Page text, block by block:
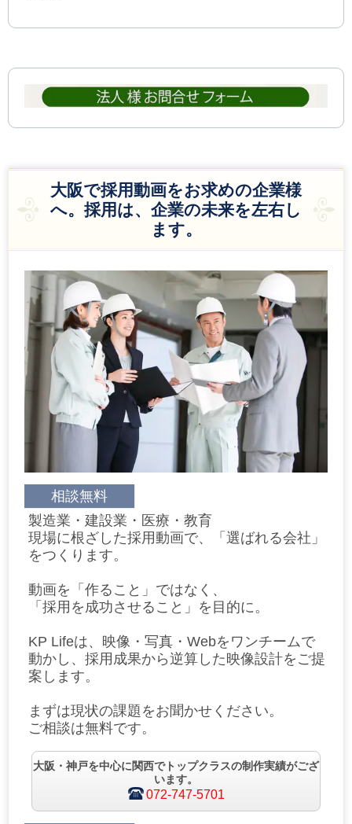
大阪で採用動画をお求めの企業様
へ。採用は、企業の未来を左右し
ます。
相談無料
製造業・建設業・医療・教育
現場に根ざした採用動画で、「選ばれる会社」
をつくります。
動画を「作ること」ではなく、
「採用を成功させること」を目的に。
KP Lifeは、映像・写真・Webをワンチームで
動かし、採用成果から逆算した映像設計をご提
案します。
まずは現状の課題をお聞かせください。
ご相談は無料です。
大阪・神戸を中心に関西でトップクラスの制作実績がござ
います。
072-747-5701